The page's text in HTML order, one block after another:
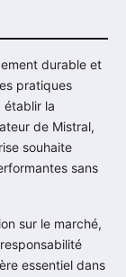
durable et
pratiques
établir la
de Mistral,
souhaite
sans
sur le marché,
essentiel dans